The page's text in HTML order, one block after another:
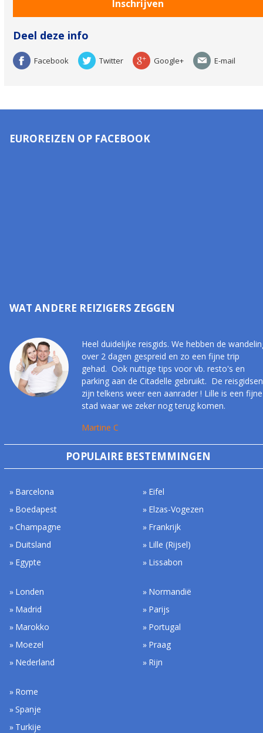
Deel deze info
Facebook Twitter Google+ E-mail
EUROREIZEN OP FACEBOOK
WAT ANDERE REIZIGERS ZEGGEN
Heel duidelijke reisgids. We hebben de
over 2 dagen gespreid en zo een fijne trip
gehad. Ook nuttige tips voor vb. resto's en
parking aan de Citadelle gebruikt. De reisgidsen
zijn telkens weer een aanrader ! Lille is een fijne
stad waar we zeker nog terug komen.
Martine C
POPULAIRE BESTEMMINGEN
Barcelona
Boedapest
Champagne
Duitsland
Egypte
Eifel
Elzas-Vogezen
Frankrijk
Lille (Rijsel)
Lissabon
Londen
Madrid
Marokko
Moezel
Nederland
Normandië
Parijs
Portugal
Praag
Rijn
Rome
Spanje
Turkije